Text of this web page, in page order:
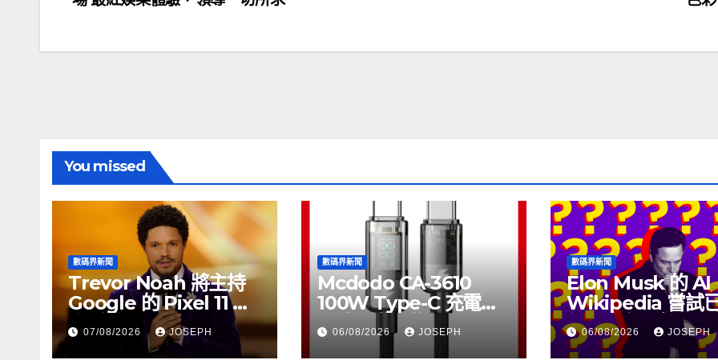
章
導
You missed
數碼界新聞
Trevor Noah 將主持
Google 的 Pixel 11 推
介活動
07/08/2026 JOSEPH
數碼界新聞
Mcdodo CA-3610
100W Type-C 充電線
正式上市，售價
HK$115
06/08/2026 JOSEPH
數碼界新聞
Elon Musk 的 AI
Wikipedia 嘗試
個月沒有更新了
06/08/2026 JOSEPH